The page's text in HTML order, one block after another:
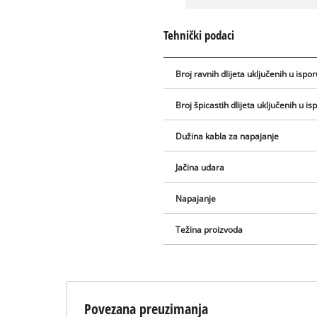
Tehnički podaci
Broj ravnih dlijeta uključenih u
Broj špicastih dlijeta uključenih u
Dužina kabla za napajanje
Jačina udara
Napajanje
Težina proizvoda
Povezana preuzimanja